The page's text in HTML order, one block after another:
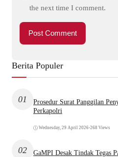
the next time I comment.
Berita Populer
01
Prosedur Surat Panggilan
Perkapolri
Wednesday, 29 April 2026•268 Views
02
GaMPI Desak Tindak Tegas